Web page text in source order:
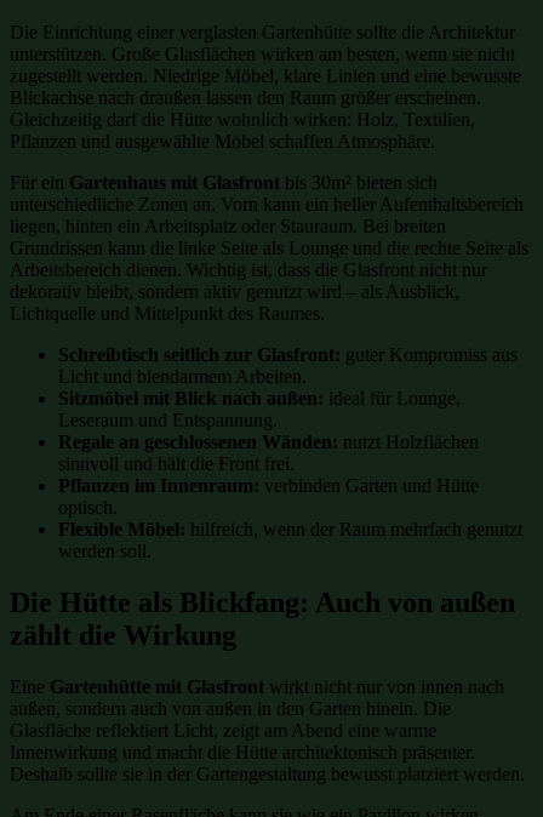
Die Einrichtung einer verglasten Gartenhütte sollte die Architektur
unterstützen. Große Glasflächen wirken am besten, wenn sie nicht
zugestellt werden. Niedrige Möbel, klare Linien und eine bewusste
Blickachse nach draußen lassen den Raum größer erscheinen.
Gleichzeitig darf die Hütte wohnlich wirken: Holz, Textilien,
Pflanzen und ausgewählte Möbel schaffen Atmosphäre.
Für ein Gartenhaus mit Glasfront bis 30m² bieten sich
unterschiedliche Zonen an. Vorn kann ein heller Aufenthaltsbereich
liegen, hinten ein Arbeitsplatz oder Stauraum. Bei breiten
Grundrissen kann die linke Seite als Lounge und die rechte Seite als
Arbeitsbereich dienen. Wichtig ist, dass die Glasfront nicht nur
dekorativ bleibt, sondern aktiv genutzt wird – als Ausblick,
Lichtquelle und Mittelpunkt des Raumes.
Schreibtisch seitlich zur Glasfront: guter Kompromiss aus
Licht und blendarmem Arbeiten.
Sitzmöbel mit Blick nach außen: ideal für Lounge,
Leseraum und Entspannung.
Regale an geschlossenen Wänden: nutzt Holzflächen
sinnvoll und hält die Front frei.
Pflanzen im Innenraum: verbinden Garten und Hütte
optisch.
Flexible Möbel: hilfreich, wenn der Raum mehrfach genutzt
werden soll.
Die Hütte als Blickfang: Auch von außen
zählt die Wirkung
Eine Gartenhütte mit Glasfront wirkt nicht nur von innen nach
außen, sondern auch von außen in den Garten hinein. Die
Glasfläche reflektiert Licht, zeigt am Abend eine warme
Innenwirkung und macht die Hütte architektonisch präsenter.
Deshalb sollte sie in der Gartengestaltung bewusst platziert werden.